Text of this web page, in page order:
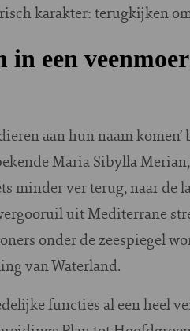
karakter: terugkijken
een
aan hun naam
Maria Sibylla
minder ver terug, naar de
uit Mediterrane
onder de zeespiegel
van Waterland.
functies al een heel